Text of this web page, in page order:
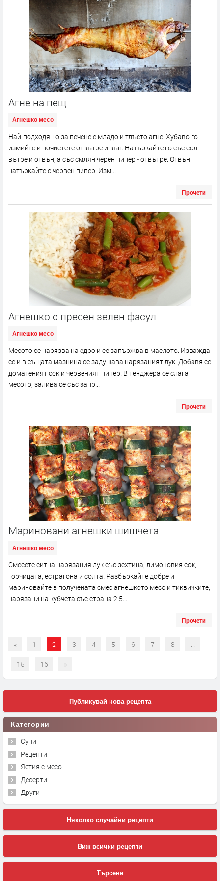
Агне на пещ
Агнешко месо
Най-подходящо за печене е младо и тлъсто агне. Хубаво го
измийте и почистете отвътре и вън. Натъркайте го със сол
вътре и отвън, а със смлян черен пипер - отвътре. Отвън
натъркайте с червен пипер. Изм...
Прочети
Агнешко с пресен зелен фасул
Агнешко месо
Месото се нарязва на едро и се запържва в маслото. Изважда
се и в същата мазнина се задушава нарязаният лук. Добавя се
доматеният сок и червеният пипер. В тенджера се слага
месото, залива се със запр...
Прочети
Мариновани агнешки шишчета
Агнешко месо
Смесете ситна нарязания лук със зехтина, лимоновия сок,
горчицата, естрагона и солта. Разбъркайте добре и
мариновайте в получената смес агнешкото месо и тиквичките,
нарязани на кубчета със страна 2.5...
Прочети
« 1 2 3 4 5 6 7 8 ...
15 16 »
Публикувай нова рецепта
Категории
Супи
Рецепти
Ястия с месо
Десерти
Други
Няколко случайни рецепти
Виж всички рецепти
Търсене